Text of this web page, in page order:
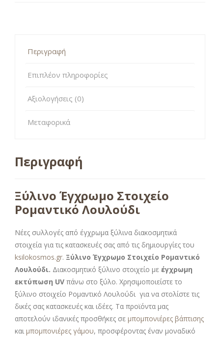
Περιγραφή
Επιπλέον πληροφορίες
Αξιολογήσεις (0)
Μεταφορικά
Περιγραφή
Ξύλινο Έγχρωμο Στοιχείο
Ρομαντικό Λουλούδι
Νέες συλλογές από έγχρωμα ξύλινα διακοσμητικά
στοιχεία για τις κατασκευές σας από τις δημιουργίες του
ksilokosmos.gr. Ξύλινο Έγχρωμο Στοιχείο Ρομαντικό
Λουλούδι. Διακοσμητικό ξύλινο στοιχείο με έγχρωμη
εκτύπωση UV πάνω στο ξύλο. Χρησιμοποιείστε το
ξύλινο στοιχείο Ρομαντικό Λουλούδι για να στολίστε τις
δικές σας κατασκευές και ιδέες. Τα προϊόντα μας
αποτελούν ιδανικές προσθήκες σε μπομπονιέρες βάπτισης
και μπομπονιέρες γάμου, προσφέροντας έναν μοναδικό